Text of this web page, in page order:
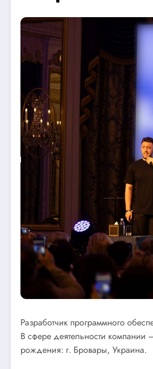
Разработчик программного
В сфере деятельности компании
рождения: г. Бровары, Украина.